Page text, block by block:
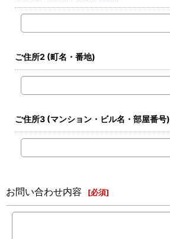
ご住所2 (町名・番地)
ご住所3 (マンション・ビル名・部屋番号)
お問い合わせ内容 [必須]